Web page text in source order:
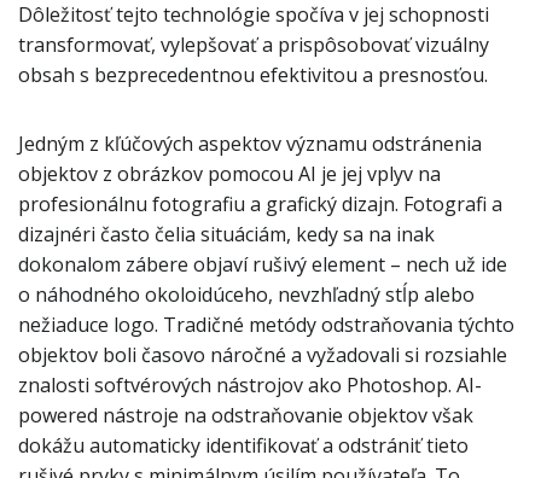
Dôležitosť tejto technológie spočíva v jej schopnosti
transformovať, vylepšovať a prispôsobovať vizuálny
obsah s bezprecedentnou efektivitou a presnosťou.
Jedným z kľúčových aspektov významu odstránenia
objektov z obrázkov pomocou AI je jej vplyv na
profesionálnu fotografiu a grafický dizajn. Fotografi a
dizajnéri často čelia situáciám, kedy sa na inak
dokonalom zábere objaví rušivý element – nech už ide
o náhodného okoloidúceho, nevzhľadný stĺp alebo
nežiaduce logo. Tradičné metódy odstraňovania týchto
objektov boli časovo náročné a vyžadovali si rozsiahle
znalosti softvérových nástrojov ako Photoshop. AI-
powered nástroje na odstraňovanie objektov však
dokážu automaticky identifikovať a odstrániť tieto